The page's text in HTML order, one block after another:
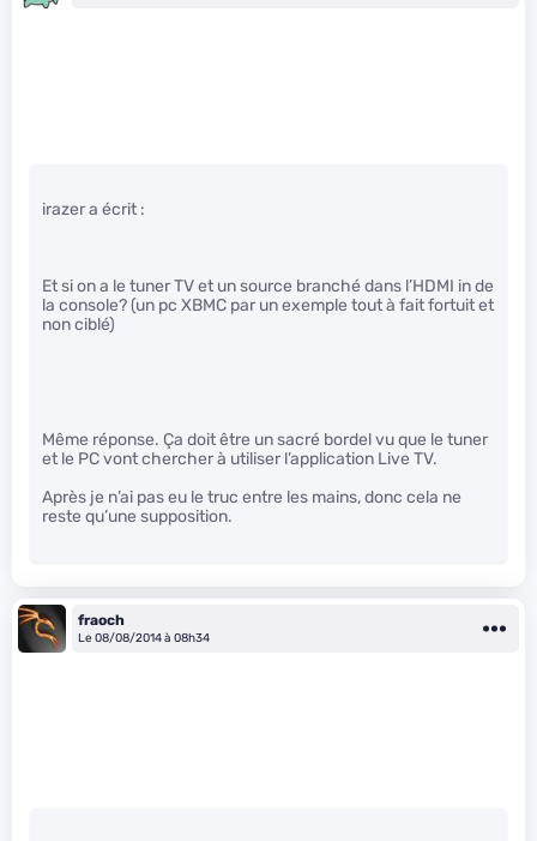
irazer a écrit :
Et si on a le tuner TV et un source branché dans l’HDMI in de
la console? (un pc XBMC par un exemple tout à fait fortuit et
non ciblé)
Même réponse. Ça doit être un sacré bordel vu que le tuner
et le PC vont chercher à utiliser l’application Live TV.
Après je n’ai pas eu le truc entre les mains, donc cela ne
reste qu’une supposition.
fraoch
Le 08/08/2014 à 08h34